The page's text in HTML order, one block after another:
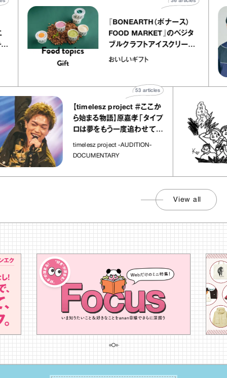
リエ
キャ
『BONEARTH（ボナース）
FOOD MARKET』のベジタ
ブルクラフトアイスクリーム
｜真野知子の「おいしいギフ
おいしいギフト
【timelesz project ＃ここか
ら始まる物語】原嘉孝「タイプ
ロは夢をもう一度追わせてく
れた場所」
timelesz project -AUDITION-
DOCUMENTARY
articles
View all